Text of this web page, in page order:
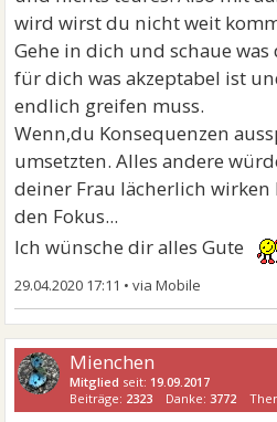
wird wirst du nicht weit
Gehe in dich und schaue
für dich was akzeptabel ist
endlich greifen muss.
Wenn,du Konsequenzen
umsetzten. Alles andere
deiner Frau lächerlich wirken
den Fokus...
Ich wünsche dir alles Gute
29.04.2020 17:11 •
Mienchen
Mitglied seit: 19.09.2017
Beiträge: 2323 Danke:3772